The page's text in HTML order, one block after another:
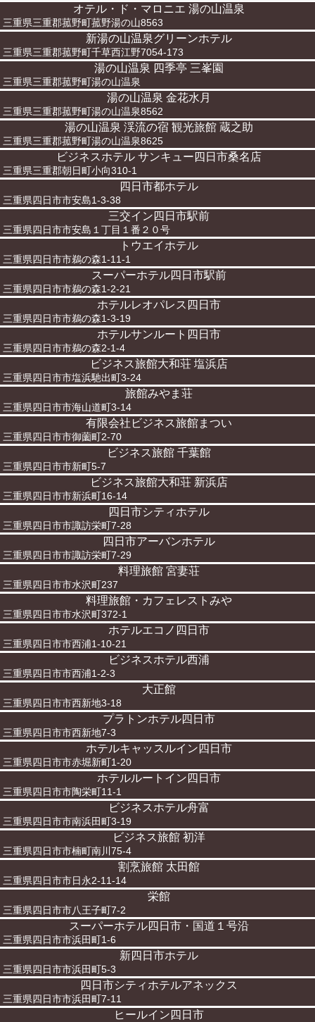
オテル・ド・マロニエ 湯の山温泉
三重県三重郡菰野町菰野湯の山8563
新湯の山温泉グリーンホテル
三重県三重郡菰野町千草西江野7054-173
湯の山温泉 四季亭 三峯園
三重県三重郡菰野町湯の山温泉
湯の山温泉 金花水月
三重県三重郡菰野町湯の山温泉8562
湯の山温泉 渓流の宿 観光旅館 蔵之助
三重県三重郡菰野町湯の山温泉8625
ビジネスホテル サンキュー四日市桑名店
三重県三重郡朝日町小向310-1
四日市都ホテル
三重県四日市市安島1-3-38
三交イン四日市駅前
三重県四日市市安島１丁目１番２０号
トウエイホテル
三重県四日市市鵜の森1-11-1
スーパーホテル四日市駅前
三重県四日市市鵜の森1-2-21
ホテルレオパレス四日市
三重県四日市市鵜の森1-3-19
ホテルサンルート四日市
三重県四日市市鵜の森2-1-4
ビジネス旅館大和荘 塩浜店
三重県四日市市塩浜馳出町3-24
旅館みやま荘
三重県四日市市海山道町3-14
有限会社ビジネス旅館まつい
三重県四日市市御薗町2-70
ビジネス旅館 千葉館
三重県四日市市新町5-7
ビジネス旅館大和荘 新浜店
三重県四日市市新浜町16-14
四日市シティホテル
三重県四日市市諏訪栄町7-28
四日市アーバンホテル
三重県四日市市諏訪栄町7-29
料理旅館 宮妻荘
三重県四日市市水沢町237
料理旅館・カフェレストみや
三重県四日市市水沢町372-1
ホテルエコノ四日市
三重県四日市市西浦1-10-21
ビジネスホテル西浦
三重県四日市市西浦1-2-3
大正館
三重県四日市市西新地3-18
プラトンホテル四日市
三重県四日市市西新地7-3
ホテルキャッスルイン四日市
三重県四日市市赤堀新町1-20
ホテルルートイン四日市
三重県四日市市陶栄町11-1
ビジネスホテル舟富
三重県四日市市南浜田町3-19
ビジネス旅館 初洋
三重県四日市市楠町南川75-4
割烹旅館 太田館
三重県四日市市日永2-11-14
栄館
三重県四日市市八王子町7-2
スーパーホテル四日市・国道１号沿
三重県四日市市浜田町1-6
新四日市ホテル
三重県四日市市浜田町5-3
四日市シティホテルアネックス
三重県四日市市浜田町7-11
ヒールイン四日市